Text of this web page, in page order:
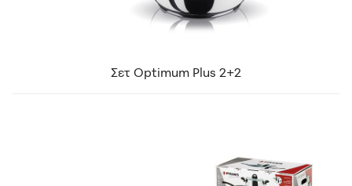
Σετ Optimum Plus 2+2